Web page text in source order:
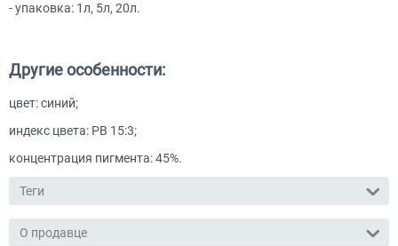
- упаковка: 1л, 5л, 20л.
Другие особенности:
цвет: синий;
индекс цвета: PB 15:3;
концентрация пигмента: 45%.
Теги
О продавце